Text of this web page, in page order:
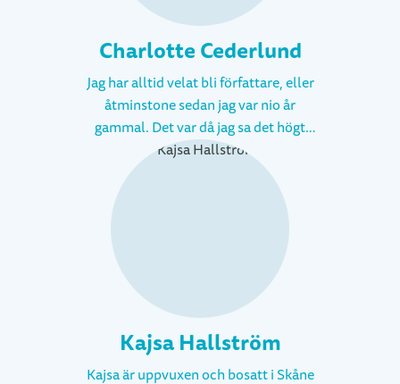
Charlotte Cederlund
Jag har alltid velat bli författare, eller
åtminstone sedan jag var nio år
gammal. Det var då jag sa det högt
första gången, att jag minsann skulle
skriva en bok. Jag skrev mig igenom
hela grundskolan, skapade noveller,
dikter och insändare. Och det första
redan i gymnasiet. Då hade jag lagt
tre år på att skriva en bok och tänkte
att bättre blir det nog inte. Så jag
spänt på svar. Men att lära sig att
skriva en hel roman tar tid, det gjorde
Kajsa Hallström
Kajsa är uppvuxen och bosatt i Skåne